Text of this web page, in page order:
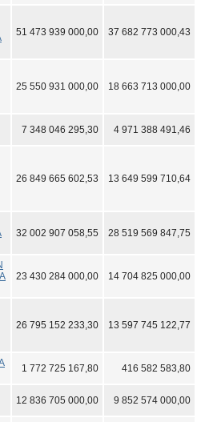
51 473 939 000,00 37 682 773 000,43
25 550 931 000,00 18 663 713 000,00
7 348 046 295,30 4 971 388 491,46
26 849 665 602,53 13 649 599 710,64
32 002 907 058,55 28 519 569 847,75
23 430 284 000,00 14 704 825 000,00
26 795 152 233,30 13 597 745 122,77
1 772 725 167,80 416 582 583,80
12 836 705 000,00 9 852 574 000,00